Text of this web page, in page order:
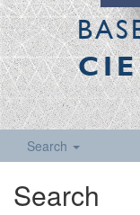
Search
Search